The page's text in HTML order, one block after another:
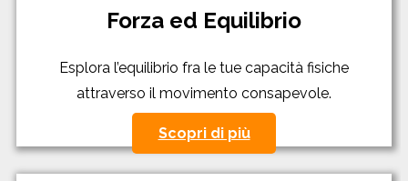
Forza ed Equilibrio
Esplora l’equilibrio fra le tue capacità fisiche
attraverso il movimento consapevole.
Scopri di più